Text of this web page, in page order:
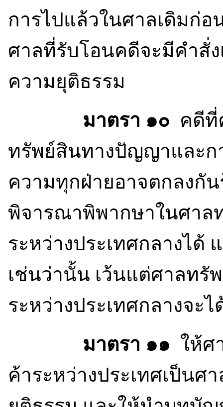
การไปแล้วในศาลเดิมก่
ศาลที่รับโอนคดีจะมีคำสั่
ความยุติธรรม
มาตรา ๑๐ คดีที่
ทรัพย์สินทางปัญญาและก
ความทุกฝ่ายอาจตกลงกั
พิจารณาพิพากษาในศา
ระหว่างประเทศกลางไ
เช่นว่านั้น เว้นแต่ศาลท
ระหว่างประเทศกลางจะ
มาตรา ๑๑ ให้ศ
ค้าระหว่างประเทศเป็น